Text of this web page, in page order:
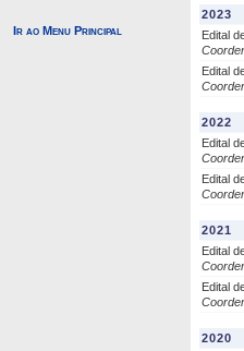
Ir ao Menu Principal
2023
Edital
Edital
2022
Edital
Edital
2021
Edital
Edital
2020